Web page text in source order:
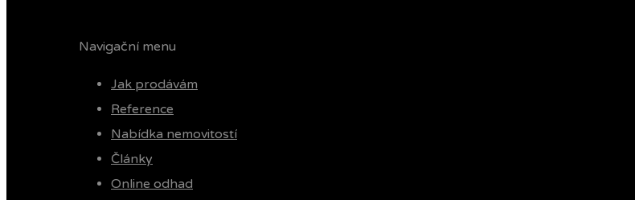
Navigační menu
Jak prodávám
Reference
Nabídka nemovitostí
Články
Online odhad